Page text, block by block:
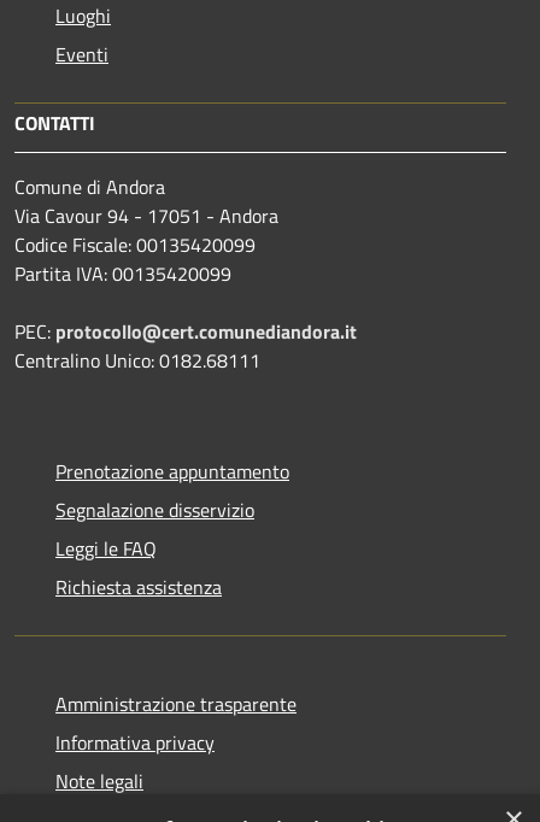
Luoghi
Eventi
CONTATTI
Comune di Andora
Via Cavour 94 - 17051 - Andora
Codice Fiscale: 00135420099
Partita IVA: 00135420099
PEC: protocollo@cert.comunediandora.it
Centralino Unico: 0182.68111
Prenotazione appuntamento
Segnalazione disservizio
Leggi le FAQ
Richiesta assistenza
Amministrazione trasparente
Informativa privacy
Note legali